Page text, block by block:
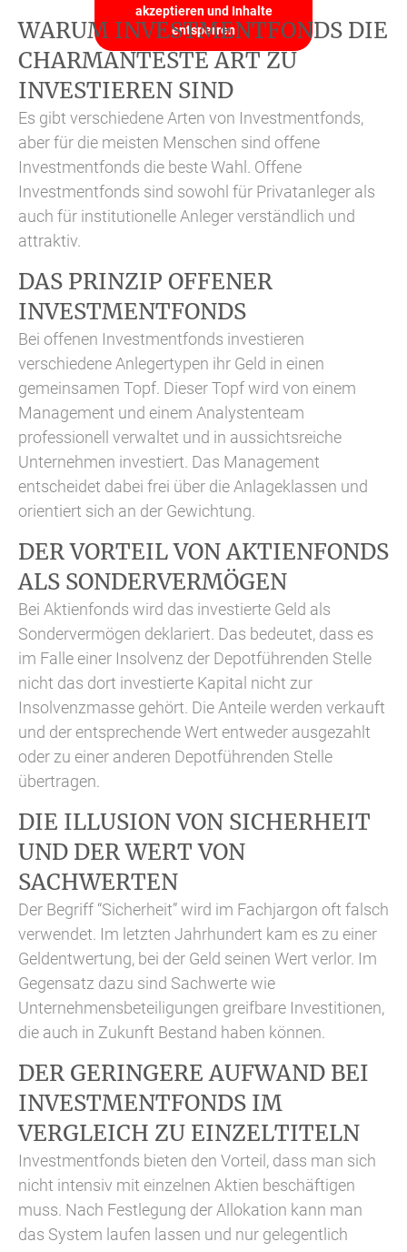
akzeptieren und Inhalte
entsperren
WARUM INVESTMENTFONDS DIE
CHARMANTESTE ART ZU
INVESTIEREN SIND
Es gibt verschiedene Arten von Investmentfonds,
aber für die meisten Menschen sind offene
Investmentfonds die beste Wahl. Offene
Investmentfonds sind sowohl für Privatanleger als
auch für institutionelle Anleger verständlich und
attraktiv.
DAS PRINZIP OFFENER
INVESTMENTFONDS
Bei offenen Investmentfonds investieren
verschiedene Anlegertypen ihr Geld in einen
gemeinsamen Topf. Dieser Topf wird von einem
Management und einem Analystenteam
professionell verwaltet und in aussichtsreiche
Unternehmen investiert. Das Management
entscheidet dabei frei über die Anlageklassen und
orientiert sich an der Gewichtung.
DER VORTEIL VON AKTIENFONDS
ALS SONDERVERMÖGEN
Bei Aktienfonds wird das investierte Geld als
Sondervermögen deklariert. Das bedeutet, dass es
im Falle einer Insolvenz der Depotführenden Stelle
nicht das dort investierte Kapital nicht zur
Insolvenzmasse gehört. Die Anteile werden verkauft
und der entsprechende Wert entweder ausgezahlt
oder zu einer anderen Depotführenden Stelle
übertragen.
DIE ILLUSION VON SICHERHEIT
UND DER WERT VON
SACHWERTEN
Der Begriff “Sicherheit” wird im Fachjargon oft falsch
verwendet. Im letzten Jahrhundert kam es zu einer
Geldentwertung, bei der Geld seinen Wert verlor. Im
Gegensatz dazu sind Sachwerte wie
Unternehmensbeteiligungen greifbare Investitionen,
die auch in Zukunft Bestand haben können.
DER GERINGERE AUFWAND BEI
INVESTMENTFONDS IM
VERGLEICH ZU EINZELTITELN
Investmentfonds bieten den Vorteil, dass man sich
nicht intensiv mit einzelnen Aktien beschäftigen
muss. Nach Festlegung der Allokation kann man
das System laufen lassen und nur gelegentlich